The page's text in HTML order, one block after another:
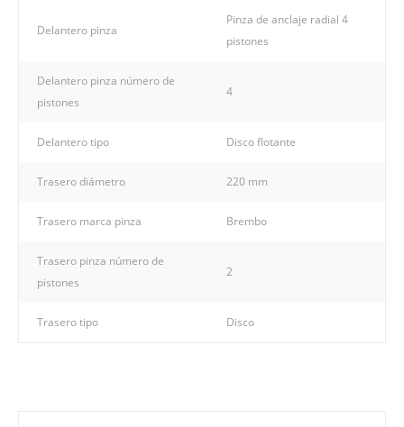
Delantero pinza
Pinza de anclaje radial 4
pistones
Delantero pinza número de
pistones
4
Delantero tipo Disco flotante
Trasero diámetro 220 mm
Trasero marca pinza Brembo
Trasero pinza número de
pistones
2
Trasero tipo Disco